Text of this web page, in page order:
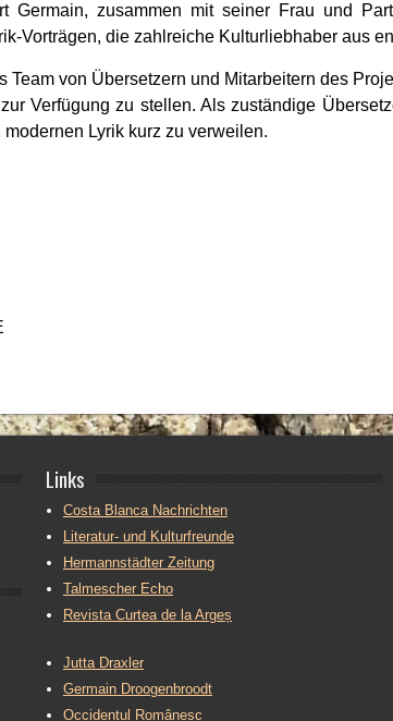
Germain, zusammen mit seiner Frau und
Vorträgen, die zahlreiche Kulturliebhaber aus
von Übersetzern und Mitarbeitern des
Verfügung zu stellen. Als zuständige
Lyrik kurz zu verweilen.
Links
Costa Blanca Nachrichten
Literatur- und Kulturfreunde
Hermannstädter Zeitung
Talmescher Echo
Revista Curtea de la Argeș
Jutta Draxler
Germain Droogenbroodt
Occidentul Românesc